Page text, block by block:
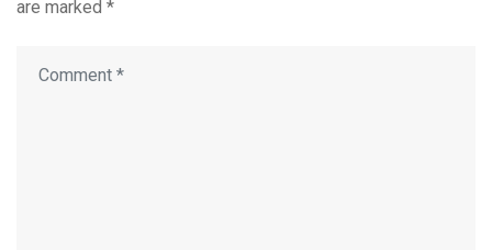
are marked *